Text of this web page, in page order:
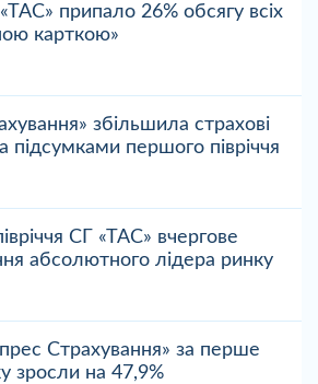
«ТАС» припало 26% обсягу всіх
карткою»
збільшила страхові
підсумками першого півріччя
СГ «ТАС» вчергове
абсолютного лідера ринку
Страхування» за перше
зросли на 47,9%